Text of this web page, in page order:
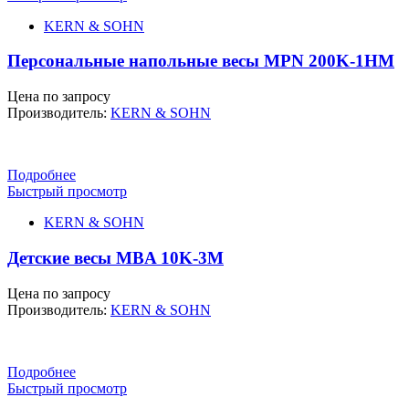
KERN & SOHN
Персональные напольные весы MPN 200K-1HM
Цена по запросу
Производитель: KERN & SOHN
Подробнее
Быстрый просмотр
KERN & SOHN
Детские весы MBA 10K-3M
Цена по запросу
Производитель: KERN & SOHN
Подробнее
Быстрый просмотр